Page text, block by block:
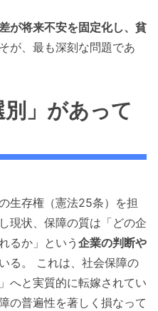
が将来不安を固定化し、貧
が、最も深刻な問題であ
」があって
生存権（憲法25条）を担
現状、保障の質は「どの企
るか」という企業の判断や
る。 これは、社会保障の
へと実質的に転嫁されてい
の普遍性を著しく損なって